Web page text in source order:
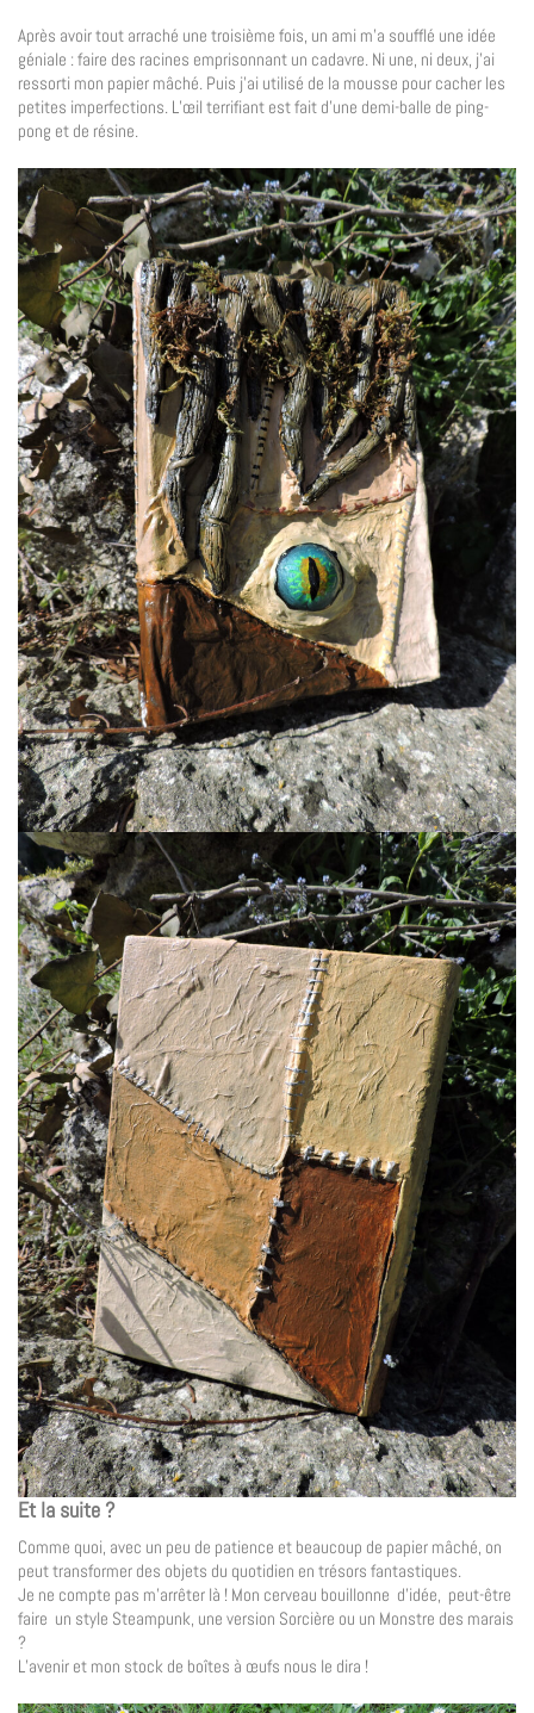
Après avoir tout arraché une troisième fois, un ami m’a soufflé une idée
géniale : faire des racines emprisonnant un cadavre. Ni une, ni deux, j’ai
ressorti mon papier mâché. Puis j’ai utilisé de la mousse pour cacher les
petites imperfections. L’œil terrifiant est fait d’une demi-balle de ping-
pong et de résine.
Et la suite ?
Comme quoi, avec un peu de patience et beaucoup de papier mâché, on
peut transformer des objets du quotidien en trésors fantastiques.
Je ne compte pas m’arrêter là ! Mon cerveau bouillonne d’idée, peut-être
faire un style Steampunk, une version Sorcière ou un Monstre des marais
?
L’avenir et mon stock de boîtes à œufs nous le dira !